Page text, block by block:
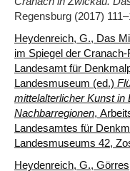
Regensburg (2017)
Heydenreich, G., Das
im Spiegel der
Landesamt für
Landesmuseum (ed.)
mittelalterlicher Kunst in
Nachbarregionen ,
Landesamtes für
Landesmuseums 42,
Heydenreich, G.,